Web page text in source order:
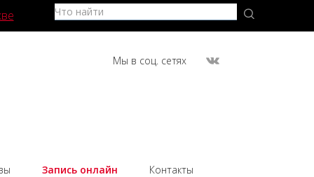
Мы в соц. сетях
Запись онлайн Контакты